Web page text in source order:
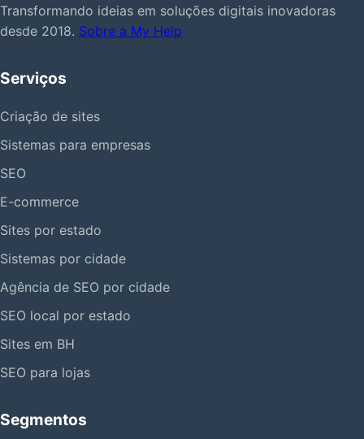
Transformando ideias em soluções digitais inovadoras
desde 2018. Sobre a My Help
Serviços
Criação de sites
Sistemas para empresas
SEO
E-commerce
Sites por estado
Sistemas por cidade
Agência de SEO por cidade
SEO local por estado
Sites em BH
SEO para lojas
Segmentos